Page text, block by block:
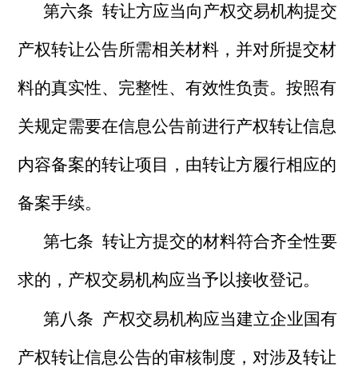
第六条 转让方应当向产权交易机构提交
产权转让公告所需相关材料，并对所提交材
料的真实性、完整性、有效性负责。按照有
关规定需要在信息公告前进行产权转让信息
内容备案的转让项目，由转让方履行相应的
备案手续。
第七条 转让方提交的材料符合齐全性要
求的，产权交易机构应当予以接收登记。
第八条 产权交易机构应当建立企业国有
产权转让信息公告的审核制度，对涉及转让